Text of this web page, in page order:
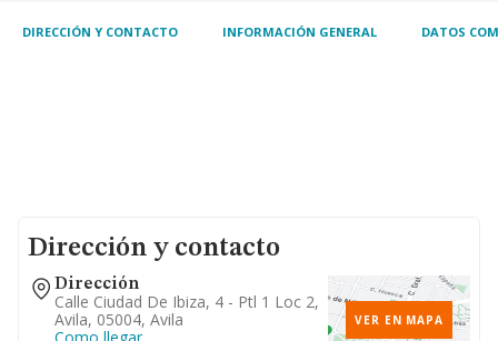
vivienda, locales, hoteles, oficinas
DIRECCIÓN Y CONTACTO INFORMACIÓN GENERAL DATOS
Dirección y contacto
Dirección
Calle Ciudad De Ibiza, 4 - Ptl 1 Loc 2,
Avila, 05004, Avila
VER EN MAPA